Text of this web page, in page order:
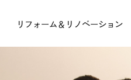
リフォーム＆リノベーション